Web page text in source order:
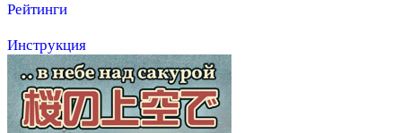
Рейтинги
Инструкция